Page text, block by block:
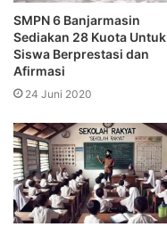
SMPN 6 Banjarmasin
Sediakan 28 Kuota Untuk
Siswa Berprestasi dan
Afirmasi
24 Juni 2020